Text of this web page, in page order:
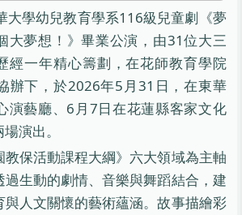
大學幼兒教育學系116級兒童劇《夢
大夢想！》畢業公演，由31位大三
經一年精心籌劃，在花師教育學院
辦下，於2026年5月31日，在東華
演藝廳、6月7日在花蓮縣客家文化
演出。
保活動課程大綱》六大領域為主軸
過生動的劇情、音樂與舞蹈結合，建
人文關懷的藝術蘊涵。故事描繪彩